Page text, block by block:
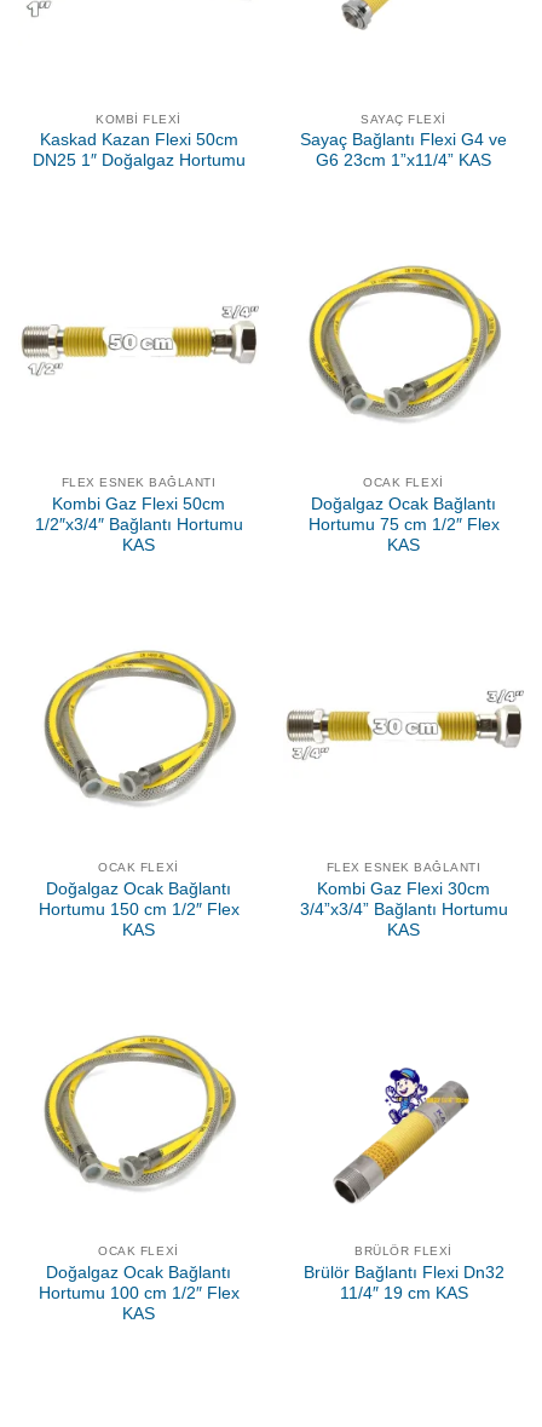
KOMBI FLEXI
Kaskad Kazan Flexi 50cm
DN25 1″ Doğalgaz Hortumu
SAYAÇ FLEXI
Sayaç Bağlantı Flexi G4 ve
G6 23cm 1”x11/4” KAS
FLEX ESNEK BAĞLANTI
Kombi Gaz Flexi 50cm
1/2″x3/4″ Bağlantı Hortumu
KAS
OCAK FLEXI
Doğalgaz Ocak Bağlantı
Hortumu 75 cm 1/2″ Flex
KAS
OCAK FLEXI
Doğalgaz Ocak Bağlantı
Hortumu 150 cm 1/2″ Flex
KAS
FLEX ESNEK BAĞLANTI
Kombi Gaz Flexi 30cm
3/4”x3/4” Bağlantı Hortumu
KAS
OCAK FLEXI
Doğalgaz Ocak Bağlantı
Hortumu 100 cm 1/2″ Flex
KAS
BRÜLÖR FLEXI
Brülör Bağlantı Flexi Dn32
11/4″ 19 cm KAS